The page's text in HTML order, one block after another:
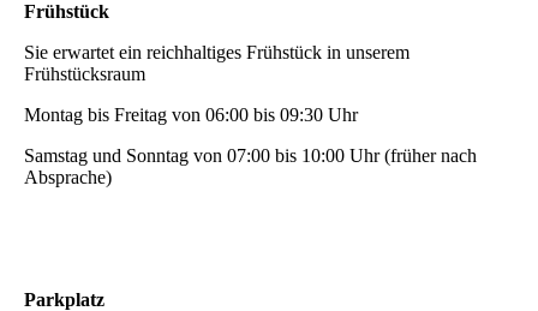
Frühstück
Sie erwartet ein reichhaltiges Frühstück in unserem
Frühstücksraum
Montag bis Freitag von 06:00 bis 09:30 Uhr
Samstag und Sonntag von 07:00 bis 10:00 Uhr (früher nach
Absprache)
Parkplatz